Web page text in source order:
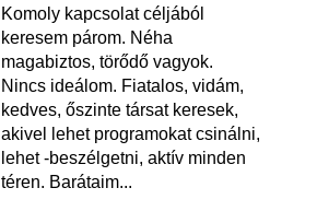
Komoly kapcsolat céljából
keresem párom. Néha
magabiztos, törődő vagyok.
Nincs ideálom. Fiatalos, vidám,
kedves, őszinte társat keresek,
akivel lehet programokat csinálni,
lehet -beszélgetni, aktív minden
téren. Barátaim...